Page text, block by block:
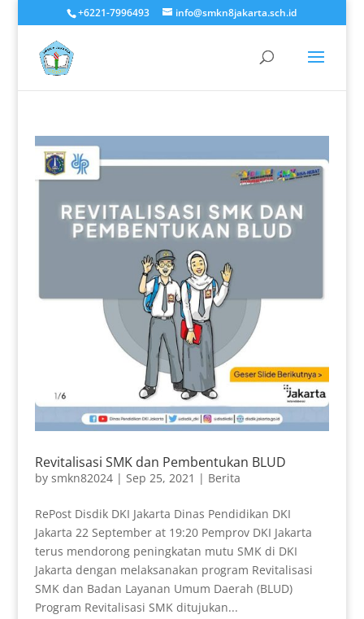
+6221-7996493 info@smkn8jakarta.sch.id
Revitalisasi SMK dan Pembentukan BLUD
by smkn82024| Sep 25, 2021 | Berita
RePost Disdik DKI Jakarta Dinas Pendidikan DKI
Jakarta 22 September at 19:20 Pemprov DKI Jakarta
terus mendorong peningkatan mutu SMK di DKI
Jakarta dengan melaksanakan program Revitalisasi
SMK dan Badan Layanan Umum Daerah (BLUD)
Program Revitalisasi SMK ditujukan...